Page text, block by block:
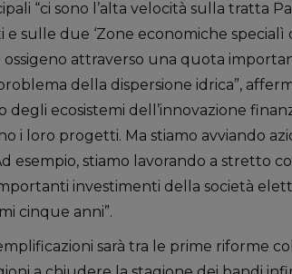
“ci sono l’alta velocità sulla tratta
sulle due ‘Zone economiche specialì
attraverso una quota
della dispersione idrica”,
degli ecosistemi dell’innovazione
i loro progetti. Ma stiamo avviando
esempio, stiamo lavorando a stretto
investimenti della società
cinque anni”.
sarà tra le prime riforme